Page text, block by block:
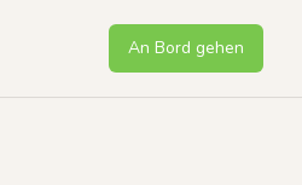
An Bord gehen